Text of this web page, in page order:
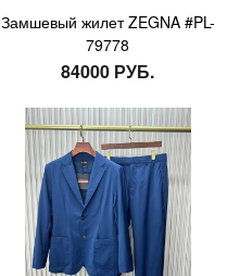
Замшевый жилет ZEGNA #PL-
79778
84000 РУБ.